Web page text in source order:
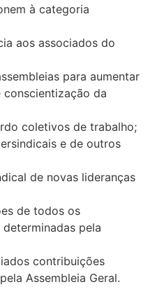
à categoria
aos associados do
para aumentar
da
coletivos de trabalho;
e de outros
de novas lideranças
de todos os
pela
contribuições
Assembleia Geral.